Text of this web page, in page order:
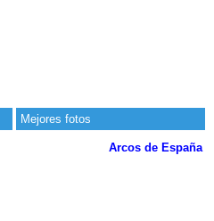
Mejores fotos
Arcos de España